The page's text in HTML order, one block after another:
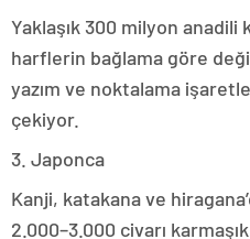
Yaklaşık 300 milyon
harflerin bağlama göre
yazım ve noktalama
çekiyor.
3. Japonca
Kanji, katakana ve
2.000–3.000 civarı